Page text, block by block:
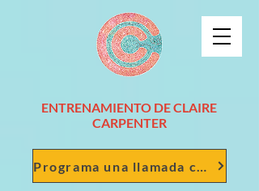
ENTRENAMIENTO DE CLAIRE
CARPENTER